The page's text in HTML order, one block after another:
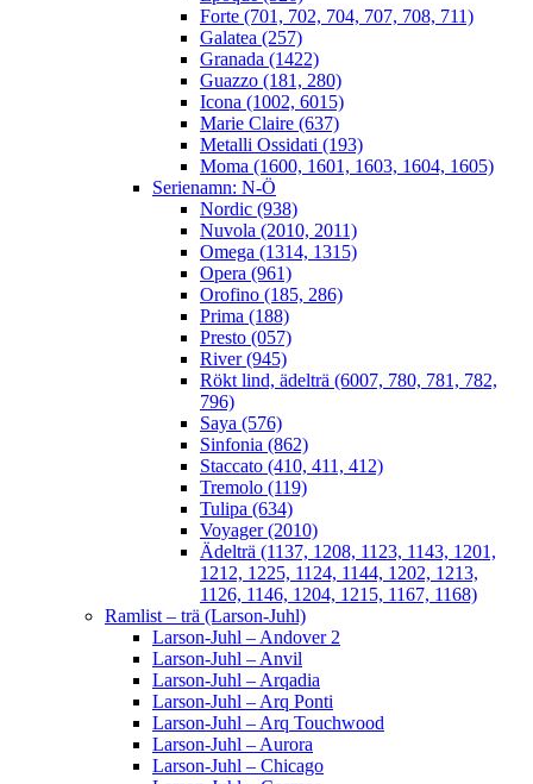
Forte (701, 702, 704, 707, 708, 711)
Galatea (257)
Granada (1422)
Guazzo (181, 280)
Icona (1002, 6015)
Marie Claire (637)
Metalli Ossidati (193)
Moma (1600, 1601, 1603, 1604, 1605)
Serienamn: N-Ö
Nordic (938)
Nuvola (2010, 2011)
Omega (1314, 1315)
Opera (961)
Orofino (185, 286)
Prima (188)
Presto (057)
River (945)
Rökt lind, ädelträ (6007, 780, 781, 782,
796)
Saya (576)
Sinfonia (862)
Staccato (410, 411, 412)
Tremolo (119)
Tulipa (634)
Voyager (2010)
Ädelträ (1137, 1208, 1123, 1143, 1201,
1212, 1225, 1124, 1144, 1202, 1213,
1126, 1146, 1204, 1215, 1167, 1168)
Ramlist – trä (Larson-Juhl)
Larson-Juhl – Andover 2
Larson-Juhl – Anvil
Larson-Juhl – Arqadia
Larson-Juhl – Arq Ponti
Larson-Juhl – Arq Touchwood
Larson-Juhl – Aurora
Larson-Juhl – Chicago